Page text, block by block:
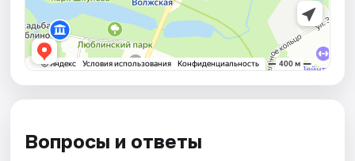
Вопросы и ответы